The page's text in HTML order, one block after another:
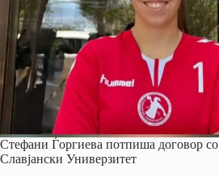
Стефани Ѓоргиева потпиша договор
Славјански Универзитет